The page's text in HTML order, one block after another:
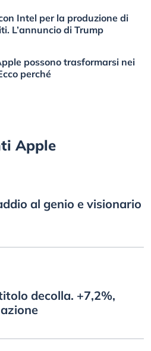
Intel per la produzione di
L’annuncio di Trump
possono trasformarsi nei
perché
Apple
al genio e visionario
decolla. +7,2%,